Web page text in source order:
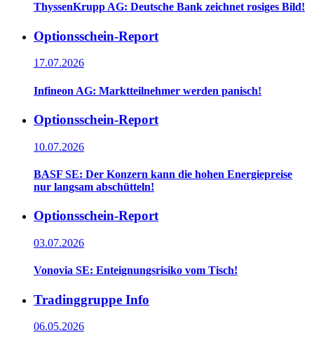
ThyssenKrupp AG: Deutsche Bank zeichnet rosiges Bild!
Optionsschein-Report
17.07.2026
Infineon AG: Marktteilnehmer werden panisch!
Optionsschein-Report
10.07.2026
BASF SE: Der Konzern kann die hohen Energiepreise
nur langsam abschütteln!
Optionsschein-Report
03.07.2026
Vonovia SE: Enteignungsrisiko vom Tisch!
Tradinggruppe Info
06.05.2026